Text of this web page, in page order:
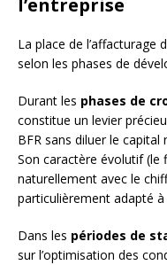
l’entreprise
La place de l’affacturage
selon les phases de
Durant les phases de
constitue un levier
BFR sans diluer le
Son caractère évolutif (le
naturellement avec le
particulièrement adapté à
Dans les périodes de
sur l’optimisation des